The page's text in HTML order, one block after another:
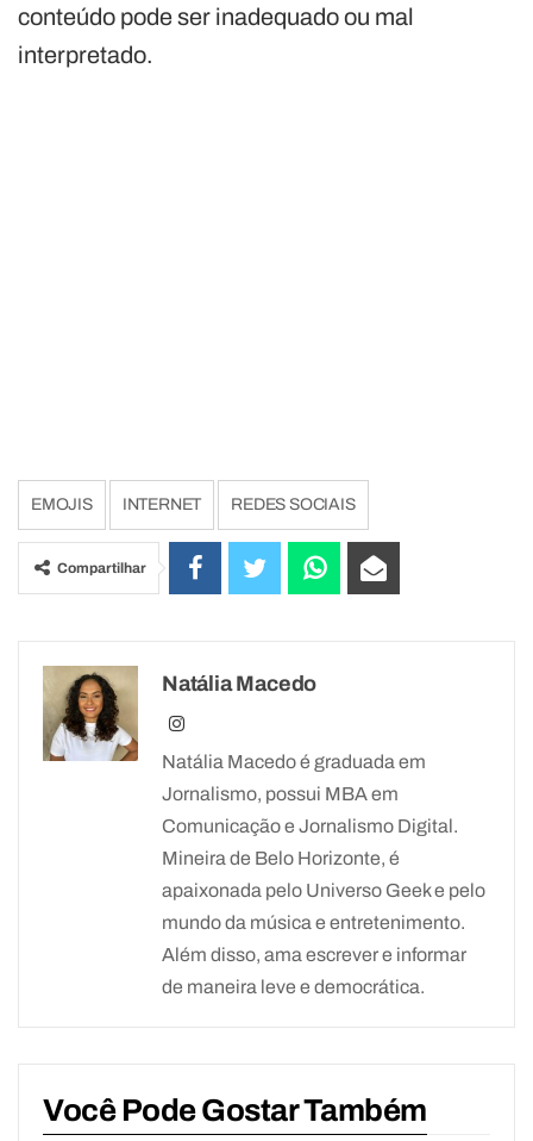
conteúdo pode ser inadequado ou mal
interpretado.
EMOJIS INTERNET REDES SOCIAIS
Compartilhar
Natália Macedo
Natália Macedo é graduada em
Jornalismo, possui MBA em
Comunicação e Jornalismo Digital.
Mineira de Belo Horizonte, é
apaixonada pelo Universo Geek e pelo
mundo da música e entretenimento.
Além disso, ama escrever e informar
de maneira leve e democrática.
Você Pode Gostar Também